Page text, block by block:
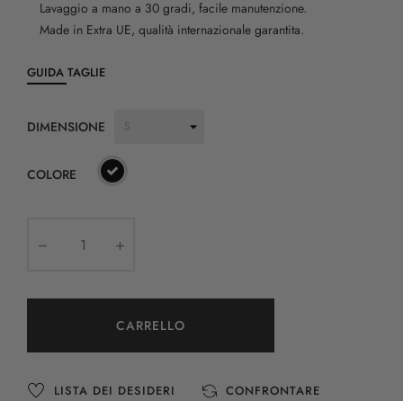
Lavaggio a mano a 30 gradi, facile manutenzione.
Made in Extra UE, qualità internazionale garantita.
GUIDA TAGLIE
DIMENSIONE
COLORE
CARRELLO
LISTA DEI DESIDERI CONFRONTARE